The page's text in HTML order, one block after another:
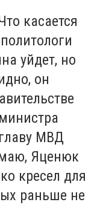
касается
уйдет, но
он
МВД
Яценюк
кресел для
раньше не